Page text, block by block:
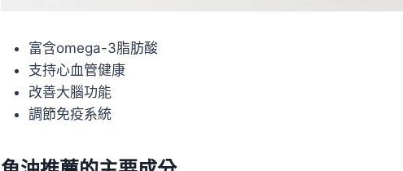
富含omega-3脂肪酸
支持心血管健康
改善大腦功能
調節免疫系統